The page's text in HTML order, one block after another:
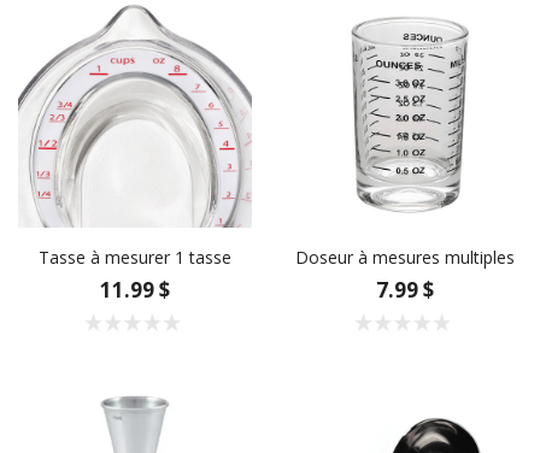
Tasse à mesurer 1 tasse
11.99 $
Doseur à mesures multiples
7.99 $